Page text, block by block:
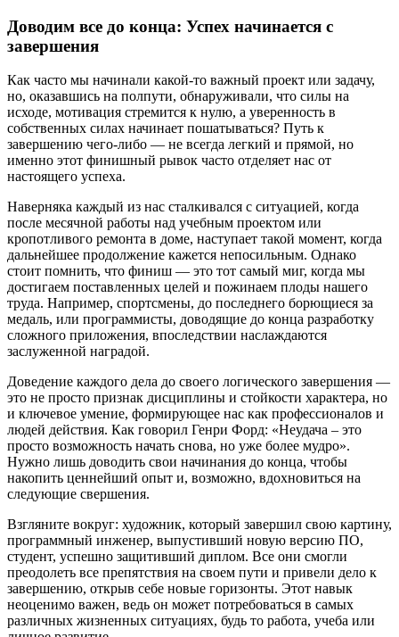
Доводим все до конца: Успех начинается с
завершения
Как часто мы начинали какой-то важный проект или задачу,
но, оказавшись на полпути, обнаруживали, что силы на
исходе, мотивация стремится к нулю, а уверенность в
собственных силах начинает пошатываться? Путь к
завершению чего-либо — не всегда легкий и прямой, но
именно этот финишный рывок часто отделяет нас от
настоящего успеха.
Наверняка каждый из нас сталкивался с ситуацией, когда
после месячной работы над учебным проектом или
кропотливого ремонта в доме, наступает такой момент, когда
дальнейшее продолжение кажется непосильным. Однако
стоит помнить, что финиш — это тот самый миг, когда мы
достигаем поставленных целей и пожинаем плоды нашего
труда. Например, спортсмены, до последнего борющиеся за
медаль, или программисты, доводящие до конца разработку
сложного приложения, впоследствии наслаждаются
заслуженной наградой.
Доведение каждого дела до своего логического завершения —
это не просто признак дисциплины и стойкости характера, но
и ключевое умение, формирующее нас как профессионалов и
людей действия. Как говорил Генри Форд: «Неудача – это
просто возможность начать снова, но уже более мудро».
Нужно лишь доводить свои начинания до конца, чтобы
накопить ценнейший опыт и, возможно, вдохновиться на
следующие свершения.
Взгляните вокруг: художник, который завершил свою картину,
программный инженер, выпустивший новую версию ПО,
студент, успешно защитивший диплом. Все они смогли
преодолеть все препятствия на своем пути и привели дело к
завершению, открыв себе новые горизонты. Этот навык
неоценимо важен, ведь он может потребоваться в самых
различных жизненных ситуациях, будь то работа, учеба или